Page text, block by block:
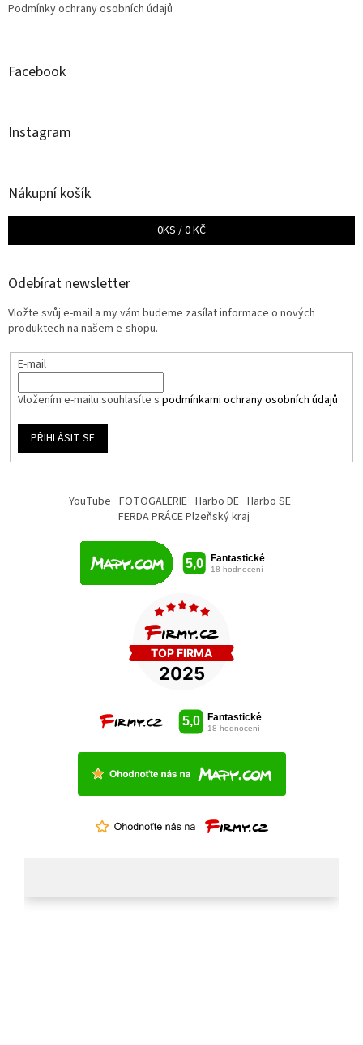
Podmínky ochrany osobních údajů
Facebook
Instagram
Nákupní košík
0KS /0 KČ
Odebírat newsletter
Vložte svůj e-mail a my vám budeme zasílat informace o nových
produktech na našem e-shopu.
E-mail
Vložením e-mailu souhlasíte s podmínkami ochrany osobních údajů
PŘIHLÁSIT SE
YouTube FOTOGALERIE Harbo DE Harbo SE
FERDA PRÁCE Plzeňský kraj